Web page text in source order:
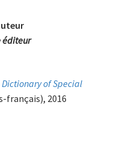
éditeur
of Special
2016